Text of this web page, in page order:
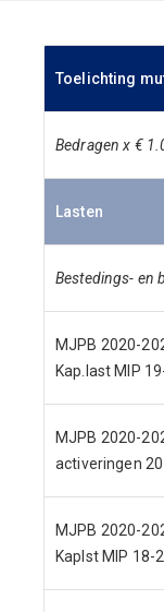
Toelichting
Bedragen x €
Lasten
Bestedings- en
MJPB 2020-
Kap.last MIP
MJPB 2020-
activeringen
MJPB 2020-
Kaplst MIP 18-